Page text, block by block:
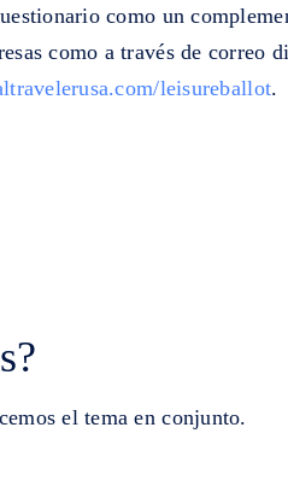
como un
como a través de correo
leisureballot.
el tema en conjunto.